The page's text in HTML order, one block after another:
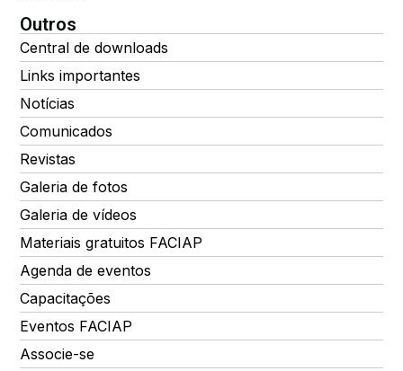
Outros
Central de downloads
Links importantes
Notícias
Comunicados
Revistas
Galeria de fotos
Galeria de vídeos
Materiais gratuitos FACIAP
Agenda de eventos
Capacitações
Eventos FACIAP
Associe-se